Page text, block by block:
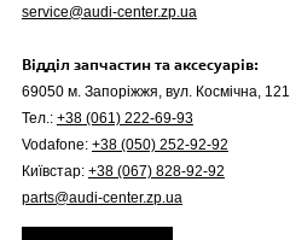
service@audi-center.zp.ua
Відділ запчастин та аксесуарів:
69050 м. Запоріжжя, вул. Космічна, 121
Тел.: +38 (061) 222-69-93
Vodafone: +38 (050) 252-92-92
Київстар: +38 (067) 828-92-92
parts@audi-center.zp.ua